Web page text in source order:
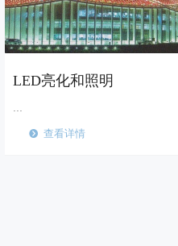
LED亮化和照明
뀹 查看详情